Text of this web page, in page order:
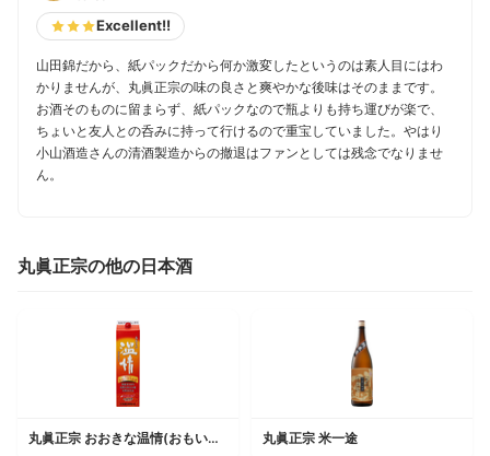
Excellent!!
山田錦だから、紙パックだから何か激変したというのは素人目にはわ
かりませんが、丸眞正宗の味の良さと爽やかな後味はそのままです。
お酒そのものに留まらず、紙パックなので瓶よりも持ち運びが楽で、
ちょいと友人との呑みに持って行けるので重宝していました。やはり
小山酒造さんの清酒製造からの撤退はファンとしては残念でなりませ
ん。
丸眞正宗の他の日本酒
丸眞正宗 おおきな温情(おもいやり) 丸眞正宗 米一途